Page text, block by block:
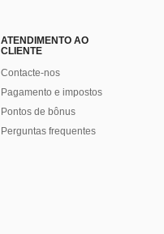
ATENDIMENTO AO
CLIENTE
Contacte-nos
Pagamento e impostos
Pontos de bônus
Perguntas frequentes